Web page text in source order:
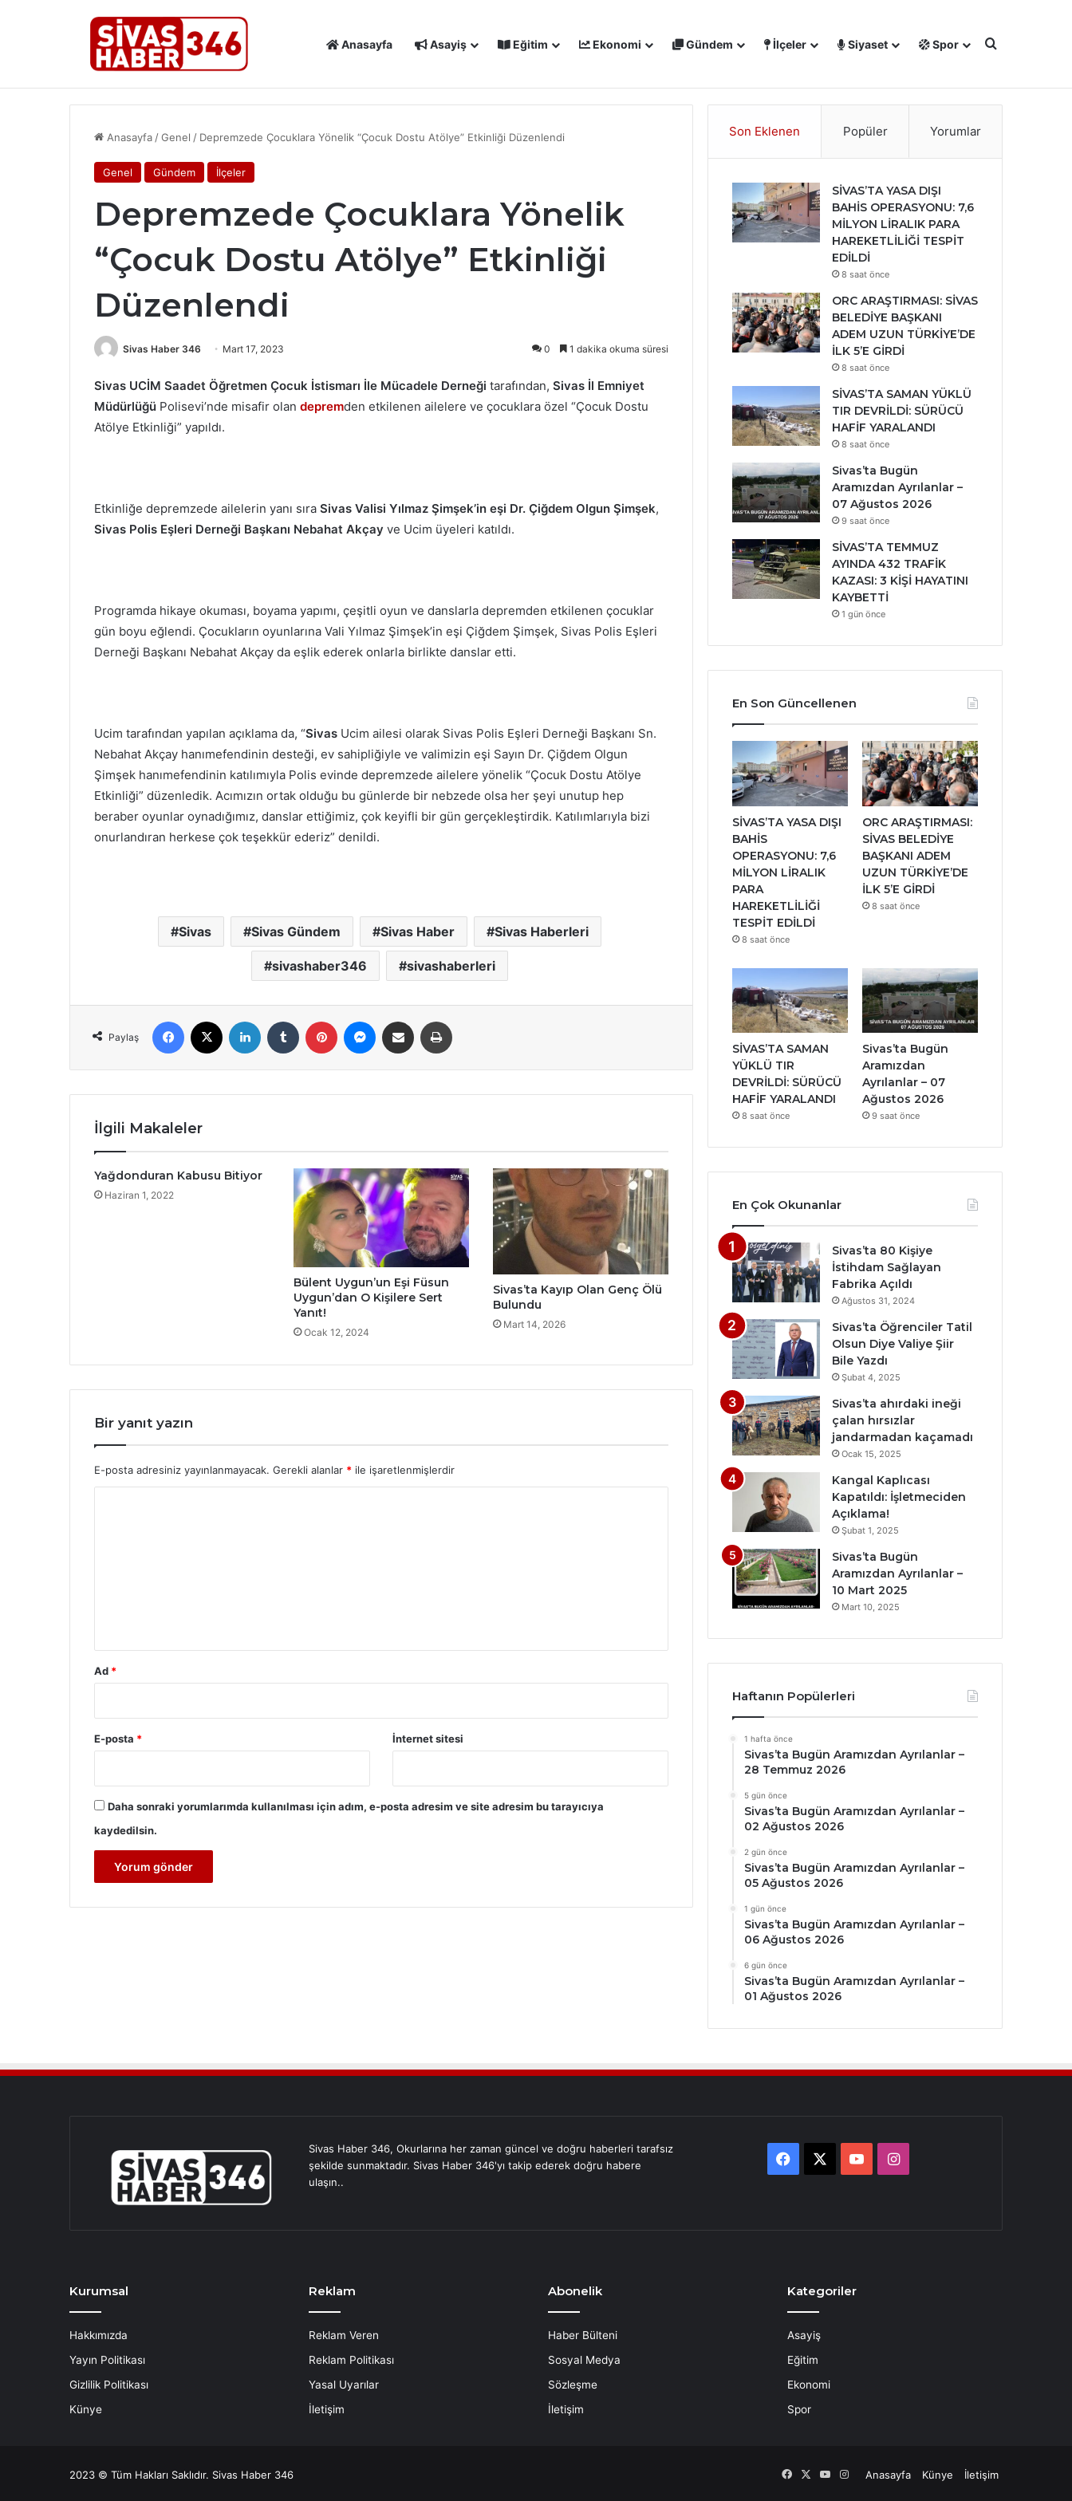
Anasayfa Asayiş Eğitim Ekonomi Gündem İlçeler Siyaset Spor Arama yap
Son Dakika Haberleri SİVAS’TA KÜLTÜR VE TURİZM ÇALIŞMALARI MASAYA YATIRILDI: YENİ PROJELER YOLDA
Anasayfa /Genel / Depremzede Çocuklara Yönelik “Çocuk Dostu Atölye” Etkinliği Düzenlendi
Genel Gündem İlçeler
Depremzede Çocuklara Yönelik
“Çocuk Dostu Atölye” Etkinliği
Düzenlendi
Sivas Haber 346 Mart 17, 2023 0 1 dakika okuma süresi
Sivas UCİM Saadet Öğretmen Çocuk İstismarı İle Mücadele Derneği tarafından, Sivas İl Emniyet
Müdürlüğü Polisevi’nde misafir olan depremden etkilenen ailelere ve çocuklara özel “Çocuk Dostu
Atölye Etkinliği” yapıldı.
Etkinliğe depremzede ailelerin yanı sıra Sivas Valisi Yılmaz Şimşek’in eşi Dr. Çiğdem Olgun Şimşek,
Sivas Polis Eşleri Derneği Başkanı Nebahat Akçay ve Ucim üyeleri katıldı.
Programda hikaye okuması, boyama yapımı, çeşitli oyun ve danslarla depremden etkilenen çocuklar
gün boyu eğlendi. Çocukların oyunlarına Vali Yılmaz Şimşek’in eşi Çiğdem Şimşek, Sivas Polis Eşleri
Derneği Başkanı Nebahat Akçay da eşlik ederek onlarla birlikte danslar etti.
Ucim tarafından yapılan açıklama da, “Sivas Ucim ailesi olarak Sivas Polis Eşleri Derneği Başkanı Sn.
Nebahat Akçay hanımefendinin desteği, ev sahipliğiyle ve valimizin eşi Sayın Dr. Çiğdem Olgun
Şimşek hanımefendinin katılımıyla Polis evinde depremzede ailelere yönelik “Çocuk Dostu Atölye
Etkinliği” düzenledik. Acımızın ortak olduğu bu günlerde bir nebzede olsa her şeyi unutup hep
beraber oyunlar oynadığımız, danslar ettiğimiz, çok keyifli bir gün gerçekleştirdik. Katılımlarıyla bizi
onurlandıran herkese çok teşekkür ederiz” denildi.
Sivas Sivas Gündem Sivas Haber Sivas Haberleri
sivashaber346 sivashaberleri
Paylaş
Facebook LinkedIn Tumblr Pinterest MessengerE-Posta ile paylaş
İlgili Makaleler
Yağdonduran Kabusu Bitiyor
Haziran 1, 2022
Bülent Uygun’un Eşi Füsun
Uygun’dan O Kişilere Sert
Yanıt!
Ocak 12, 2024
Sivas’ta Kayıp Olan Genç Ölü
Bulundu
Mart 14, 2026
Bir yanıt yazın
E-posta adresiniz yayınlanmayacak. Gerekli alanlar * ile işaretlenmişlerdir
Ad *
E-posta * İnternet sitesi
Daha sonraki yorumlarımda kullanılması için adım, e-posta adresim ve site adresim bu tarayıcıya
kaydedilsin.
Son Eklenen Popüler Yorumlar
SİVAS’TA YASA DIŞI
BAHİS OPERASYONU: 7,6
MİLYON LİRALIK PARA
HAREKETLİLİĞİ TESPİT
EDİLDİ
8 saat önce
ORC ARAŞTIRMASI: SİVAS
BELEDİYE BAŞKANI
ADEM UZUN TÜRKİYE’DE
İLK 5’E GİRDİ
8 saat önce
SİVAS’TA SAMAN YÜKLÜ
TIR DEVRİLDİ: SÜRÜCÜ
HAFİF YARALANDI
8 saat önce
Sivas’ta Bugün
Aramızdan Ayrılanlar –
07 Ağustos 2026
9 saat önce
SİVAS’TA TEMMUZ
AYINDA 432 TRAFİK
KAZASI: 3 KİŞİ HAYATINI
KAYBETTİ
1 gün önce
En Son Güncellenen
SİVAS’TA YASA DIŞI
BAHİS
OPERASYONU: 7,6
MİLYON LİRALIK
PARA
HAREKETLİLİĞİ
TESPİT EDİLDİ
8 saat önce
ORC ARAŞTIRMASI:
SİVAS BELEDİYE
BAŞKANI ADEM
UZUN TÜRKİYE’DE
İLK 5’E GİRDİ
8 saat önce
SİVAS’TA SAMAN
YÜKLÜ TIR
DEVRİLDİ: SÜRÜCÜ
HAFİF YARALANDI
8 saat önce
Sivas’ta Bugün
Aramızdan
Ayrılanlar – 07
Ağustos 2026
9 saat önce
En Çok Okunanlar
Sivas’ta 80 Kişiye
İstihdam Sağlayan
Fabrika Açıldı
Ağustos 31, 2024
Sivas’ta Öğrenciler Tatil
Olsun Diye Valiye Şiir
Bile Yazdı
Şubat 4, 2025
Sivas’ta ahırdaki ineği
çalan hırsızlar
jandarmadan kaçamadı
Ocak 15, 2025
Kangal Kaplıcası
Kapatıldı: İşletmeciden
Açıklama!
Şubat 1, 2025
Sivas’ta Bugün
Aramızdan Ayrılanlar –
10 Mart 2025
Mart 10, 2025
Haftanın Popülerleri
1 hafta önce
Sivas’ta Bugün Aramızdan Ayrılanlar –
28 Temmuz 2026
5 gün önce
Sivas’ta Bugün Aramızdan Ayrılanlar –
02 Ağustos 2026
2 gün önce
Sivas’ta Bugün Aramızdan Ayrılanlar –
05 Ağustos 2026
1 gün önce
Sivas’ta Bugün Aramızdan Ayrılanlar –
06 Ağustos 2026
6 gün önce
Sivas’ta Bugün Aramızdan Ayrılanlar –
01 Ağustos 2026
Sivas Haber 346, Okurlarına her zaman güncel ve doğru haberleri tarafsız
şekilde sunmaktadır. Sivas Haber 346'yı takip ederek doğru habere
ulaşın..
Facebook YouTubeInstagram
Kurumsal
Hakkımızda
Yayın Politikası
Gizlilik Politikası
Künye
Reklam
Reklam Veren
Reklam Politikası
Yasal Uyarılar
İletişim
Abonelik
Haber Bülteni
Sosyal Medya
Sözleşme
İletişim
Kategoriler
Asayiş
Eğitim
Ekonomi
Spor
2023 © Tüm Hakları Saklıdır. Sivas Haber 346 Anasayfa Künye İletişim
Facebook
X YouTube
Instagram